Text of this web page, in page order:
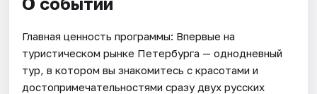
Главная ценность программы: Впервые на
туристическом рынке Петербурга — однодневный
тур, в котором вы знакомитесь с красотами и
достопримечательностями сразу двух русских